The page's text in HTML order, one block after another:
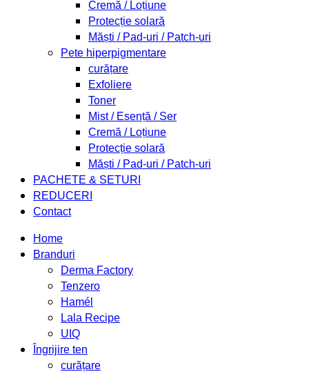
Cremă / Loțiune
Protecție solară
Măști / Pad-uri / Patch-uri
Pete hiperpigmentare
curățare
Exfoliere
Toner
Mist / Esență / Ser
Cremă / Loțiune
Protecție solară
Măști / Pad-uri / Patch-uri
PACHETE & SETURI
REDUCERI
Contact
Home
Branduri
Derma Factory
Tenzero
Hamél
Lala Recipe
UIQ
Îngrijire ten
curățare